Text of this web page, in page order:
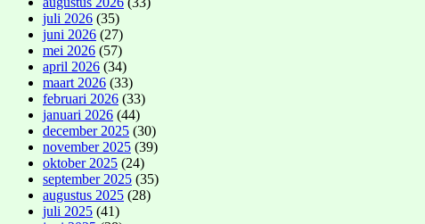
juli 2026 (35)
juni 2026 (27)
mei 2026 (57)
april 2026 (34)
maart 2026 (33)
februari 2026 (33)
januari 2026 (44)
december 2025 (30)
november 2025 (39)
oktober 2025 (24)
september 2025 (35)
augustus 2025 (28)
juli 2025 (41)